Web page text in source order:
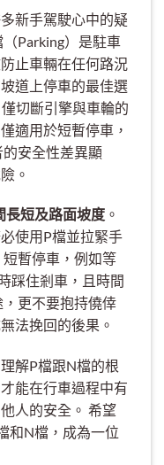
新手駕駛心中的疑
Parking）是駐車
止車輛在任何路況
道上停車的最佳選
切斷引擎與車輪的
適用於短暫停車，
安全性差異顯
。
長短及路面坡度 。
使用P檔並拉緊手
暫停車，例如等
踩住剎車，且時間
更不要抱持僥倖
法挽回的後果。
解P檔跟N檔的根
能在行車過程中有
人的安全。 希望
和N檔，成為一位